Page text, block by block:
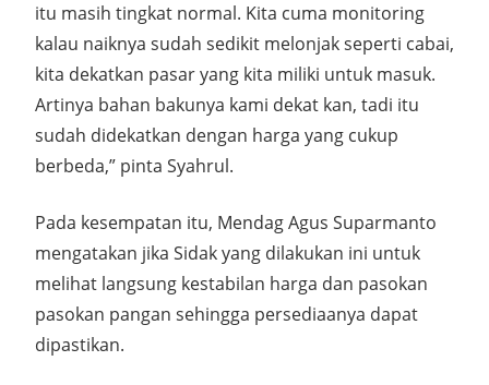
itu masih tingkat normal. Kita cuma monitoring
kalau naiknya sudah sedikit melonjak seperti cabai,
kita dekatkan pasar yang kita miliki untuk masuk.
Artinya bahan bakunya kami dekat kan, tadi itu
sudah didekatkan dengan harga yang cukup
berbeda,” pinta Syahrul.
Pada kesempatan itu, Mendag Agus Suparmanto
mengatakan jika Sidak yang dilakukan ini untuk
melihat langsung kestabilan harga dan pasokan
pasokan pangan sehingga persediaanya dapat
dipastikan.